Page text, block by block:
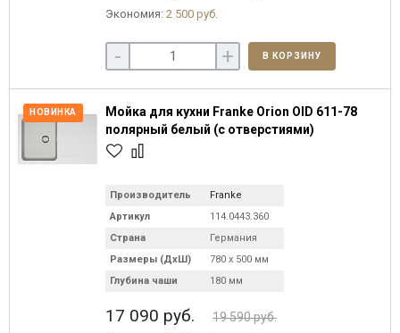
Экономия: 2 500 руб.
- + В КОРЗИНУ
НОВИНКА
Мойка для кухни Franke Orion OID 611-78
полярный белый (с отверстиями)
Производитель
Franke
Артикул
114.0443.360
Страна
Германия
Размеры (ДхШ)
780 х 500 мм
Глубина чаши
180 мм
17 090 руб. 19 590 руб.